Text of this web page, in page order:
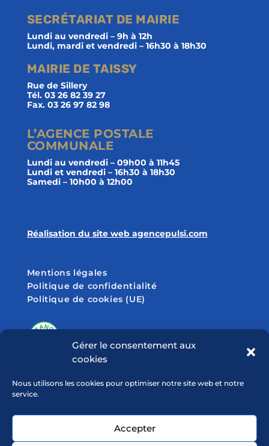
Gérer le consentement aux
cookies
Nous utilisons les cookies pour optimiser notre site web et notre
service.
Accepter
SECRÉTARIAT DE MAIRIE
Lundi au vendredi – 9h à 12h
Lundi, mardi et vendredi – 16h30 à 18h30
MAIRIE DE TAISSY
Rue de Sillery
Tél. 03 26 82 39 27
Fax. 03 26 97 82 98
L’AGENCE POSTALE
COMMUNALE
Lundi au vendredi – 09h00 à 11h45
Lundi et vendredi – 16h30 à 18h30
Samedi – 10h00 à 12h00
Réalisation du site web agencepulsi.com
Mentions légales
Politique de confidentialité
Politique de cookies (UE)
SUIVEZ-NOUS SUR